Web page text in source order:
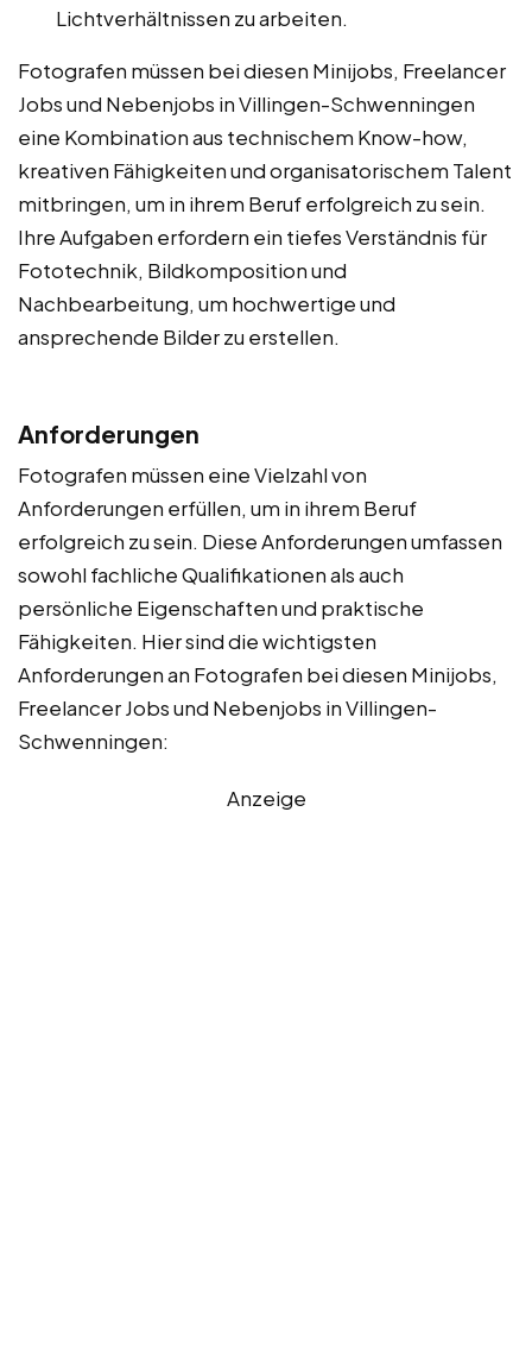
Lichtverhältnissen zu arbeiten.
Fotografen müssen bei diesen Minijobs, Freelancer
Jobs und Nebenjobs in Villingen-Schwenningen
eine Kombination aus technischem Know-how,
kreativen Fähigkeiten und organisatorischem Talent
mitbringen, um in ihrem Beruf erfolgreich zu sein.
Ihre Aufgaben erfordern ein tiefes Verständnis für
Fototechnik, Bildkomposition und
Nachbearbeitung, um hochwertige und
ansprechende Bilder zu erstellen.
Anforderungen
Fotografen müssen eine Vielzahl von
Anforderungen erfüllen, um in ihrem Beruf
erfolgreich zu sein. Diese Anforderungen umfassen
sowohl fachliche Qualifikationen als auch
persönliche Eigenschaften und praktische
Fähigkeiten. Hier sind die wichtigsten
Anforderungen an Fotografen bei diesen Minijobs,
Freelancer Jobs und Nebenjobs in Villingen-
Schwenningen:
Anzeige